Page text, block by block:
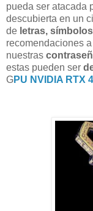
pueda ser atacada
descubierta en un
de letras, símbolos
recomendaciones
nuestras
estas pueden ser
GPU NVIDIA RTX